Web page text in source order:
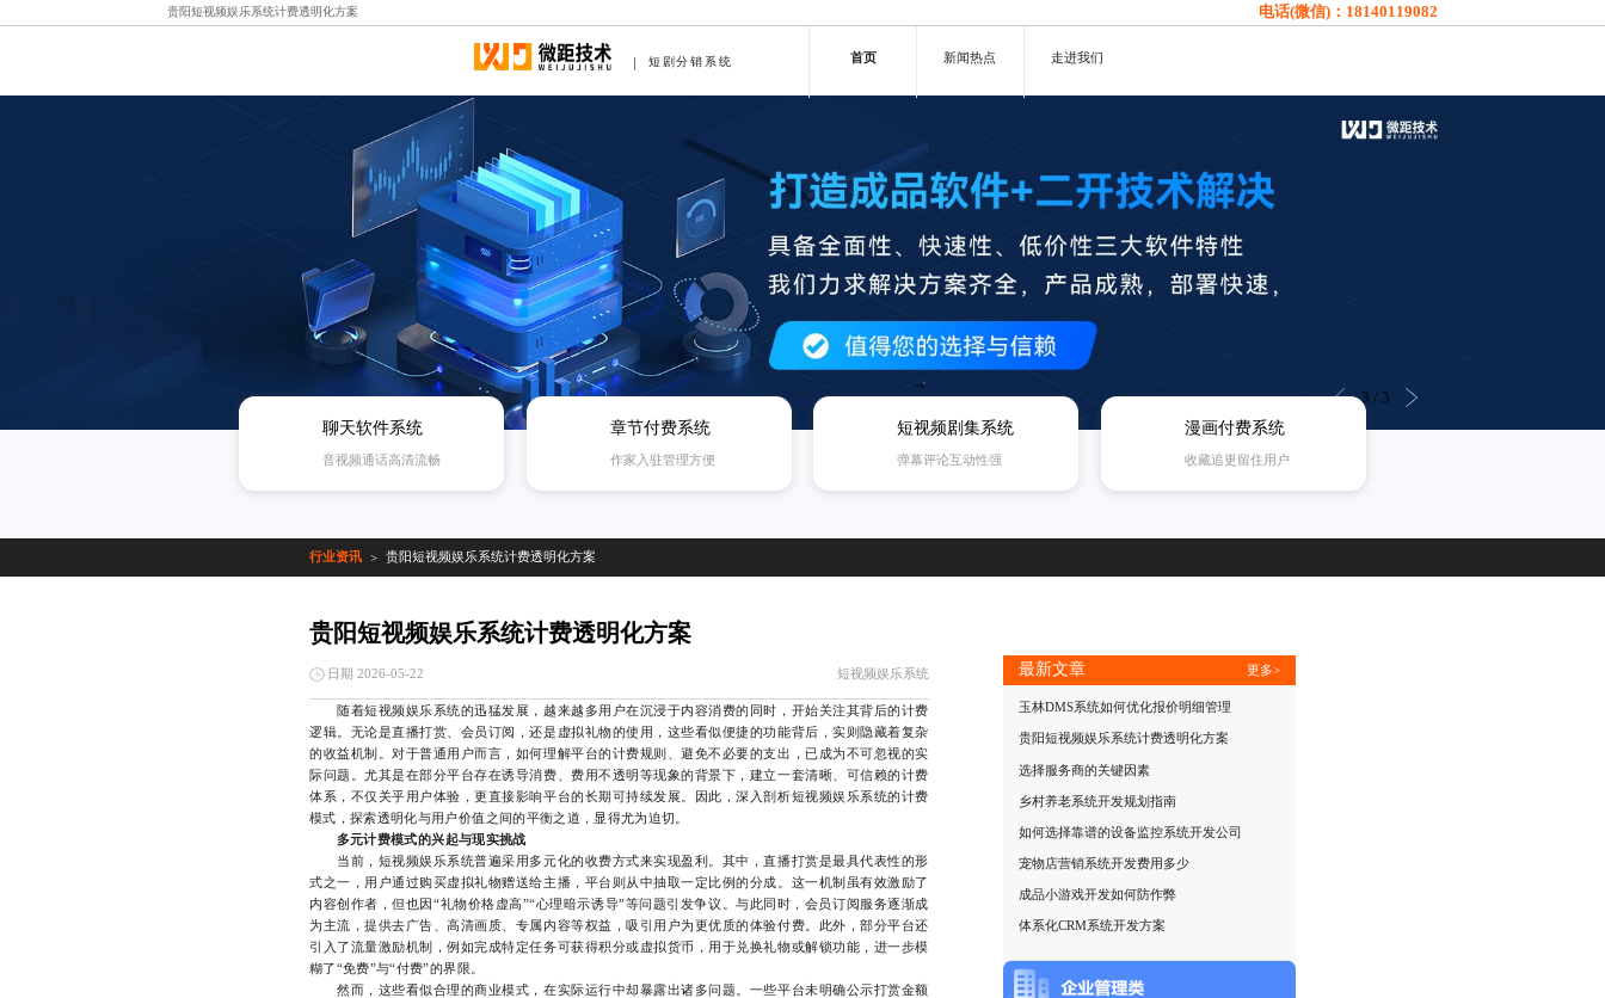
贵阳短视频娱乐系统计费透明化方案 电话(微信)： 18140119082
短剧分销系统 首页 新闻热点 走进我们
3 / 3
聊天软件系统
音视频通话高清流畅
章节付费系统
作家入驻管理方便
短视频剧集系统
弹幕评论互动性强
漫画付费系统
收藏追更留住用户
行业资讯 > 贵阳短视频娱乐系统计费透明化方案
贵阳短视频娱乐系统计费透明化方案
日期 2026-05-22 短视频娱乐系统
随着短视频娱乐系统的迅猛发展，越来越多用户在沉浸于内容消费的同时，开始关注其背后的计费
逻辑。无论是直播打赏、会员订阅，还是虚拟礼物的使用，这些看似便捷的功能背后，实则隐藏着复杂
的收益机制。对于普通用户而言，如何理解平台的计费规则、避免不必要的支出，已成为不可忽视的实
际问题。尤其是在部分平台存在诱导消费、费用不透明等现象的背景下，建立一套清晰、可信赖的计费
体系，不仅关乎用户体验，更直接影响平台的长期可持续发展。因此，深入剖析短视频娱乐系统的计费
模式，探索透明化与用户价值之间的平衡之道，显得尤为迫切。
多元计费模式的兴起与现实挑战
当前，短视频娱乐系统普遍采用多元化的收费方式来实现盈利。其中，直播打赏是最具代表性的形
式之一，用户通过购买虚拟礼物赠送给主播，平台则从中抽取一定比例的分成。这一机制虽有效激励了
内容创作者，但也因“礼物价格虚高”“心理暗示诱导”等问题引发争议。与此同时，会员订阅服务逐渐成
为主流，提供去广告、高清画质、专属内容等权益，吸引用户为更优质的体验付费。此外，部分平台还
引入了流量激励机制，例如完成特定任务可获得积分或虚拟货币，用于兑换礼物或解锁功能，进一步模
糊了“免费”与“付费”的界限。
然而，这些看似合理的商业模式，在实际运行中却暴露出诸多问题。一些平台未明确公示打赏金额
最新文章 更多>
玉林DMS系统如何优化报价明细管理
贵阳短视频娱乐系统计费透明化方案
选择服务商的关键因素
乡村养老系统开发规划指南
如何选择靠谱的设备监控系统开发公司
宠物店营销系统开发费用多少
成品小游戏开发如何防作弊
体系化CRM系统开发方案